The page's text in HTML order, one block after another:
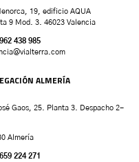
19, edificio AQUA
9 Mod. 3. 46023 Valencia
438 985
@vialterra.com
ALMERÍA
Gaos, 25. Planta 3. Despacho 2-
Almería
224 271